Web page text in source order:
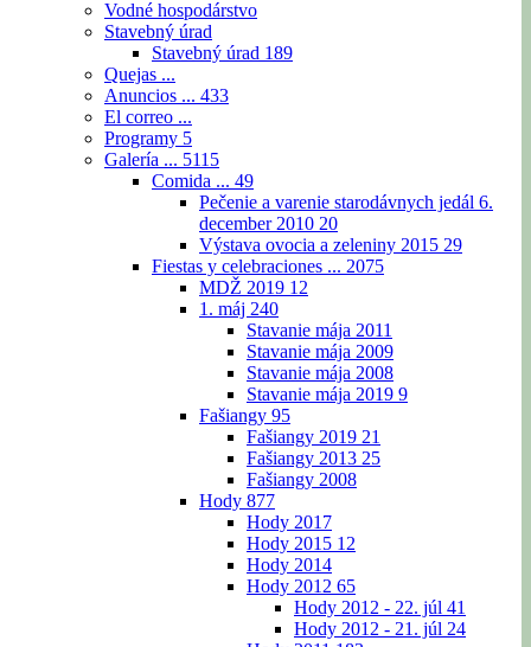
Vodné hospodárstvo
Stavebný úrad
Stavebný úrad 189
Quejas ...
Anuncios ... 433
El correo ...
Programy 5
Galería ... 5115
Comida ... 49
Pečenie a varenie starodávnych jedál 6.
december 2010 20
Výstava ovocia a zeleniny 2015 29
Fiestas y celebraciones ... 2075
MDŽ 2019 12
1. máj 240
Stavanie mája 2011
Stavanie mája 2009
Stavanie mája 2008
Stavanie mája 2019 9
Fašiangy 95
Fašiangy 2019 21
Fašiangy 2013 25
Fašiangy 2008
Hody 877
Hody 2017
Hody 2015 12
Hody 2014
Hody 2012 65
Hody 2012 - 22. júl 41
Hody 2012 - 21. júl 24